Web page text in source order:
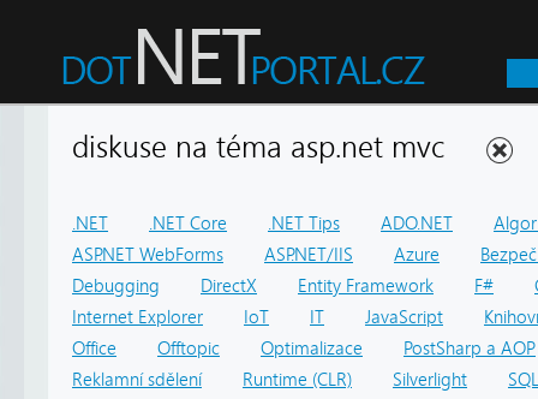
diskuse na téma asp.net mvc
.NET .NET Core .NET Tips ADO.NET
ASP.NET WebForms
ASP.NET/IIS Azure
Debugging
DirectX Entity Framework F#
Internet Explorer
IoT IT JavaScript
Office
Offtopic Optimalizace
PostSharp a AOP
Reklamní sdělení
Runtime (CLR) Silverlight
SQL